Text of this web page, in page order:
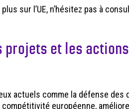
sur l’UE, n’hésitez pas à
projets et les
actuels comme la défense
européenne,